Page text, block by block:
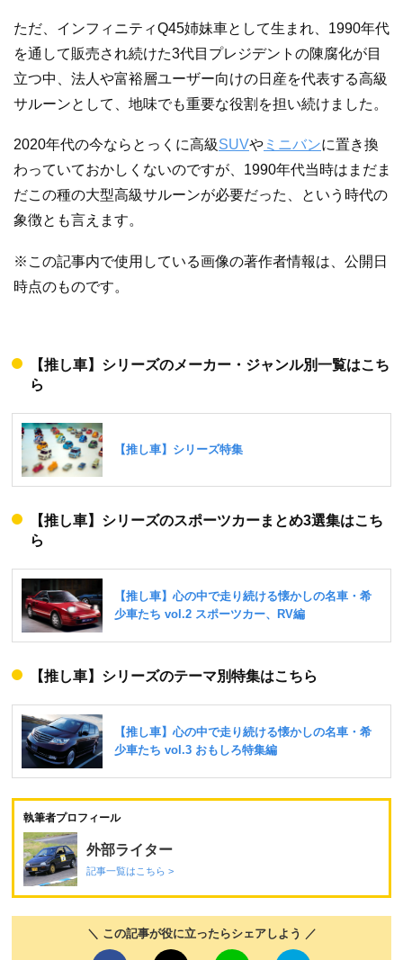
ただ、インフィニティQ45姉妹車として生まれ、1990年代
を通して販売され続けた3代目プレジデントの陳腐化が目
立つ中、法人や富裕層ユーザー向けの日産を代表する高級
サルーンとして、地味でも重要な役割を担い続けました。
2020年代の今ならとっくに高級SUVや ミニバンに置き換
わっていておかしくないのですが、1990年代当時はまだま
だこの種の大型高級サルーンが必要だった、という時代の
象徴とも言えます。
※この記事内で使用している画像の著作者情報は、公開日
時点のものです。
【推し車】シリーズのメーカー・ジャンル別一覧はこち
ら
【推し車】シリーズのスポーツカーまとめ3選集はこち
ら
【推し車】シリーズのテーマ別特集はこちら
執筆者プロフィール
外部ライター
記事一覧はこちら >
＼ この記事が役に立ったらシェアしよう ／